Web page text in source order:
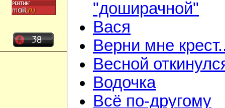
"доширачной"
Вася
Верни мне
Весной
Водочка
Всё по-другому